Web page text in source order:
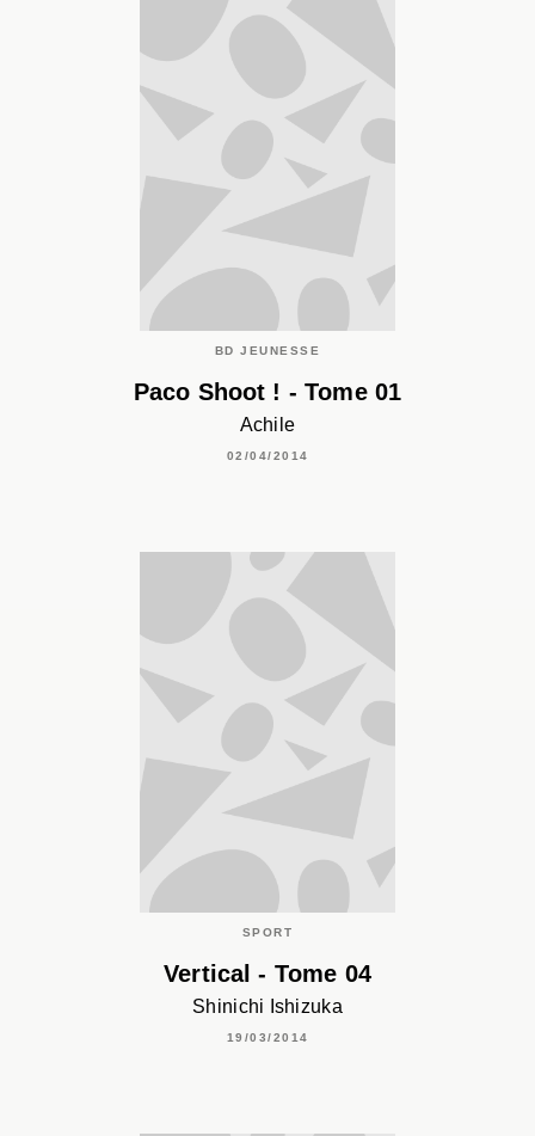
BD JEUNESSE
Paco Shoot ! - Tome 01
Achile
02/04/2014
SPORT
Vertical - Tome 04
Shinichi Ishizuka
19/03/2014